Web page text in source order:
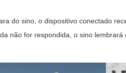
do sino, o dispositivo conectado
não for respondida, o sino